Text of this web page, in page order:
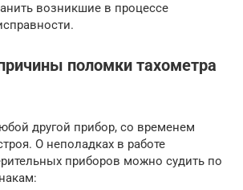
возникшие в процессе
поломки тахометра
другой прибор, со временем
О неполадках в работе
приборов можно судить по